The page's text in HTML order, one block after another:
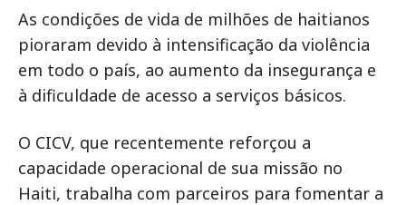
As condições de vida de milhões de haitianos
pioraram devido à intensificação da violência
em todo o país, ao aumento da insegurança e
à dificuldade de acesso a serviços básicos.
O CICV, que recentemente reforçou a
capacidade operacional de sua missão no
Haiti, trabalha com parceiros para fomentar a